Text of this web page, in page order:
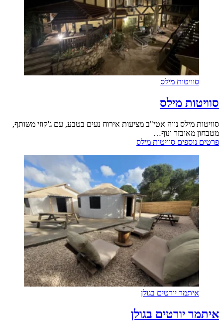
סוויטות מילס
סוויטות מילס
סוויטות מילס נווה אטי"ב מציעות אירוח נעים בטבע, עם ג'קוזי משותף,
מטבחון מאובזר ונוף…
פרטים נוספים סוויטות מילס
איתמר יורטים בגולן
איתמר יורטים בגולן